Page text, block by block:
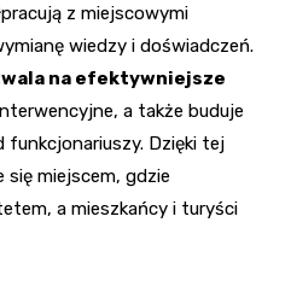
z miejscowymi
wiedzy i doświadczeń.
na efektywniejsze
a także buduje
funkcjonariuszy. Dzięki tej
się miejscem, gdzie
a mieszkańcy i turyści